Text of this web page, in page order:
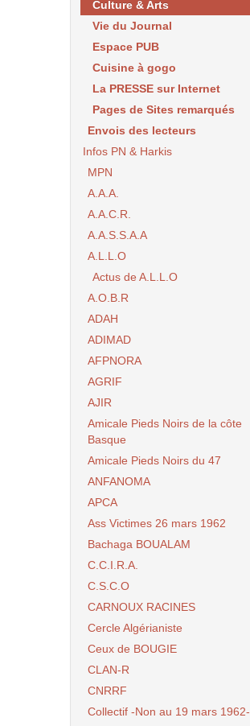
Culture & Arts
Vie du Journal
Espace PUB
Cuisine à gogo
La PRESSE sur Internet
Pages de Sites remarqués
Envois des lecteurs
Infos PN & Harkis
MPN
A.A.A.
A.A.C.R.
A.A.S.S.A.A
A.L.L.O
Actus de A.L.L.O
A.O.B.R
ADAH
ADIMAD
AFPNORA
AGRIF
AJIR
Amicale Pieds Noirs de la côte
Basque
Amicale Pieds Noirs du 47
ANFANOMA
APCA
Ass Victimes 26 mars 1962
Bachaga BOUALAM
C.C.I.R.A.
C.S.C.O
CARNOUX RACINES
Cercle Algérianiste
Ceux de BOUGIE
CLAN-R
CNRRF
Collectif -Non au 19 mars 1962-